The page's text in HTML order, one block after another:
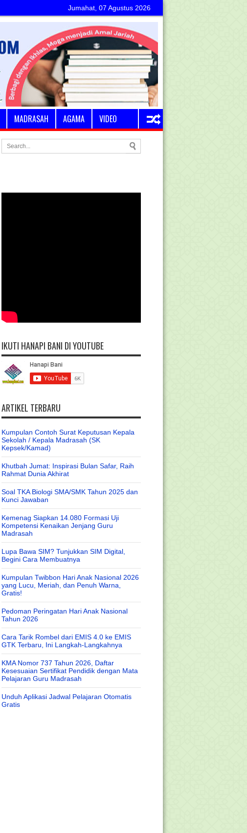
Jumahat, 07 Agustus 2026
MADRASAH AGAMA VIDEO
IKUTI HANAPI BANI DI YOUTUBE
ARTIKEL TERBARU
Kumpulan Contoh Surat Keputusan Kepala
Sekolah / Kepala Madrasah (SK
Kepsek/Kamad)
Khutbah Jumat: Inspirasi Bulan Safar, Raih
Rahmat Dunia Akhirat
Soal TKA Biologi SMA/SMK Tahun 2025 dan
Kunci Jawaban
Kemenag Siapkan 14.080 Formasi Uji
Kompetensi Kenaikan Jenjang Guru
Madrasah
Lupa Bawa SIM? Tunjukkan SIM Digital,
Begini Cara Membuatnya
Kumpulan Twibbon Hari Anak Nasional 2026
yang Lucu, Meriah, dan Penuh Warna,
Gratis!
Pedoman Peringatan Hari Anak Nasional
Tahun 2026
Cara Tarik Rombel dari EMIS 4.0 ke EMIS
GTK Terbaru, Ini Langkah-Langkahnya
KMA Nomor 737 Tahun 2026, Daftar
Kesesuaian Sertifikat Pendidik dengan Mata
Pelajaran Guru Madrasah
Unduh Aplikasi Jadwal Pelajaran Otomatis
Gratis